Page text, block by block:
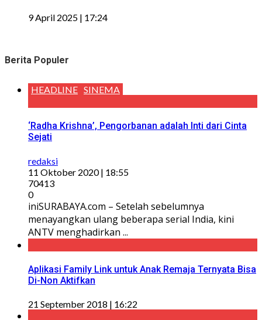
9 April 2025 | 17:24
Berita Populer
HEADLINE SINEMA
‘Radha Krishna’, Pengorbanan adalah Inti dari Cinta
Sejati
redaksi
11 Oktober 2020 | 18:55
70413
0
iniSURABAYA.com – Setelah sebelumnya
menayangkan ulang beberapa serial India, kini
ANTV menghadirkan ...
Aplikasi Family Link untuk Anak Remaja Ternyata Bisa
Di-Non Aktifkan
21 September 2018 | 16:22